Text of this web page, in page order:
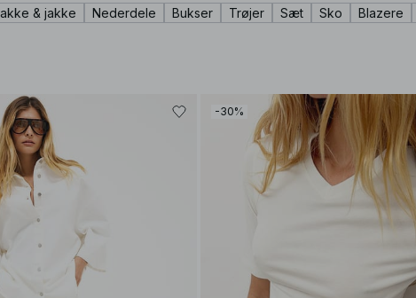
& jakke Nederdele Bukser Trøjer Sæt Sko Blazere
-30%